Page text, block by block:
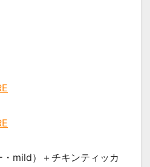
mild）＋チキンティッカ